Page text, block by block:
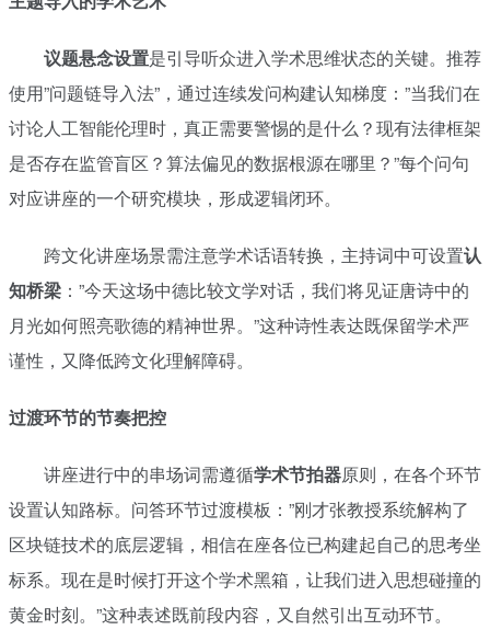
议题悬念设置是引导听众进入学术思维状态的关键。推荐
使用”问题链导入法”，通过连续发问构建认知梯度：”当我们在
讨论人工智能伦理时，真正需要警惕的是什么？现有法律框架
是否存在监管盲区？算法偏见的数据根源在哪里？”每个问句
对应讲座的一个研究模块，形成逻辑闭环。
跨文化讲座场景需注意学术话语转换，主持词中可设置认
知桥梁 ：”今天这场中德比较文学对话，我们将见证唐诗中的
月光如何照亮歌德的精神世界。”这种诗性表达既保留学术严
谨性，又降低跨文化理解障碍。
过渡环节的节奏把控
讲座进行中的串场词需遵循学术节拍器原则，在各个环节
设置认知路标。问答环节过渡模板：”刚才张教授系统解构了
区块链技术的底层逻辑，相信在座各位已构建起自己的思考坐
标系。现在是时候打开这个学术黑箱，让我们进入思想碰撞的
黄金时刻。”这种表述既前段内容，又自然引出互动环节。